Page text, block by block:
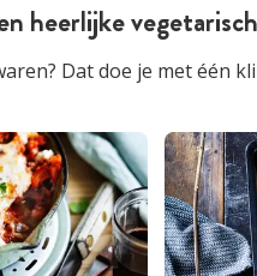
heerlijke
Dat doe je met één